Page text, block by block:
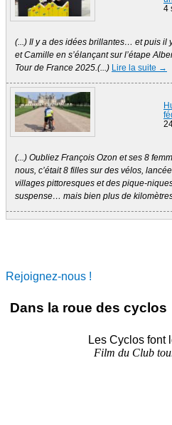
4
(...) Il y a des idées brillantes… et puis il
et Camille en s’élançant sur l’étape
Tour de France 2025.(...) Lire la suite →
(...) Oubliez François Ozon et ses 8
nous, c’était 8 filles sur des vélos,
villages pittoresques et des pique-
suspense… mais bien plus de
Rejoignez-nous !
Dans la roue des cyclos
Les Cyclos font
Film du Club